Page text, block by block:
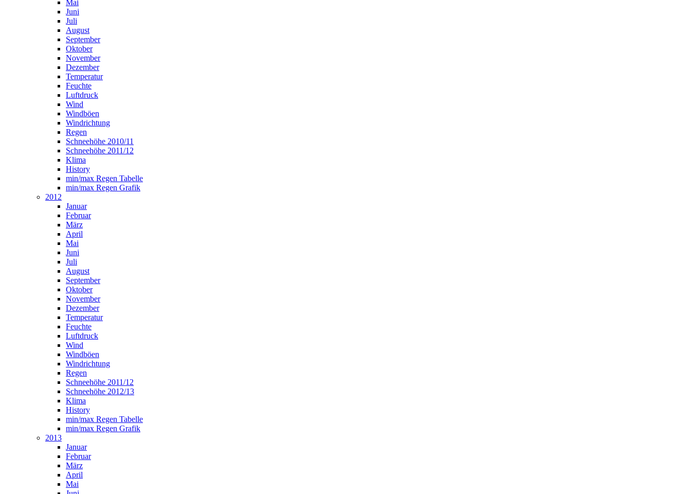
Mai
Juni
Juli
August
September
Oktober
November
Dezember
Temperatur
Feuchte
Luftdruck
Wind
Windböen
Windrichtung
Regen
Schneehöhe 2010/11
Schneehöhe 2011/12
Klima
History
min/max Regen Tabelle
min/max Regen Grafik
2012
Januar
Februar
März
April
Mai
Juni
Juli
August
September
Oktober
November
Dezember
Temperatur
Feuchte
Luftdruck
Wind
Windböen
Windrichtung
Regen
Schneehöhe 2011/12
Schneehöhe 2012/13
Klima
History
min/max Regen Tabelle
min/max Regen Grafik
2013
Januar
Februar
März
April
Mai